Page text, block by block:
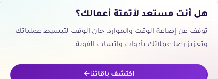
هل أنت مستعد لأتمتة أعمالك؟
توقف عن إضاعة الوقت والموارد. حان الوقت لتبسيط عملياتك
وتعزيز رضا عملائك بأدوات واتساب القوية.
اكتشف باقاتنا